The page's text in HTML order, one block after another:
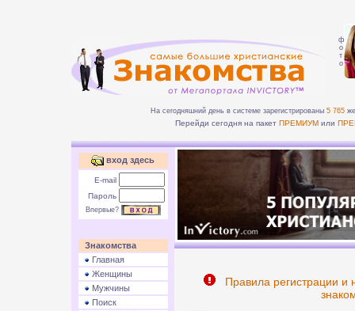
ф
о
т
о
На сегодняшний день в системе зарегистрированы 5 765
Перейди сегодня на пакет ПРЕМИУМили
вход здесь
E-mail
Пароль
Впервые?
Знакомства
Главная
Женщины
Мужчины
Поиск
Правила регистрации и